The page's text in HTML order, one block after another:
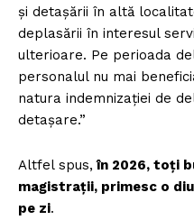
și detașării în altă
deplasării în interesul
ulterioare. Pe perioada
personalul nu mai
natura indemnizației de
detașare.”
Altfel spus, în 2026, toți
magistrații, primesc o
pe zi.